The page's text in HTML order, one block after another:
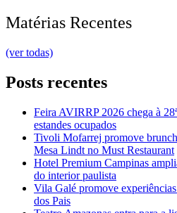
Matérias Recentes
(ver todas)
Posts recentes
Feira AVIRRP 2026 chega à
estandes ocupados
Tivoli Mofarrej promove
Mesa Lindt no Must Restaurant
Hotel Premium Campinas
do interior paulista
Vila Galé promove
dos Pais